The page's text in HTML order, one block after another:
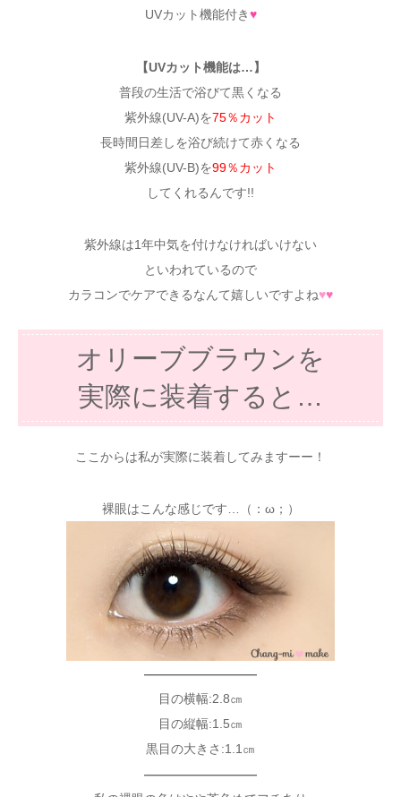
UVカット機能付き♥
【UVカット機能は…】
普段の生活で浴びて黒くなる
紫外線(UV-A)を75％カット
長時間日差しを浴び続けて赤くなる
紫外線(UV-B)を99％カット
してくれるんです!!
紫外線は1年中気を付けなければいけない
といわれているので
カラコンでケアできるなんて嬉しいですよね♥♥
オリーブブラウンを
実際に装着すると…
ここからは私が実際に装着してみますーー！
裸眼はこんな感じです…（：ω；）
—————————
目の横幅:2.8㎝
目の縦幅:1.5㎝
黒目の大きさ:1.1㎝
—————————